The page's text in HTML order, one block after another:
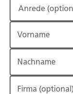
Anrede
Vorname
Nachname
Firma